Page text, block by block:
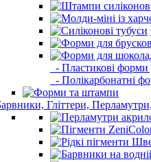
- Пластикові
- Полікарбонатні
Гліттери,